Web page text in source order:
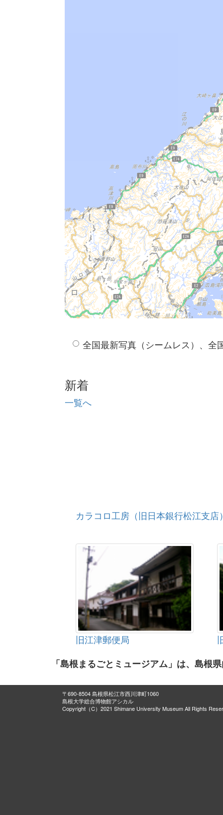
全国最新写真（シームレス）、全
新着
一覧へ
カラコロ工房（旧日本銀行松江支店
旧江津郵便局
「島根まるごとミュージアム」は、島根
〒690-8504 島根県松江市西川津町1060
島根大学総合博物館アシカル
Copyright（C）2021 Shimane University Museum All Rights